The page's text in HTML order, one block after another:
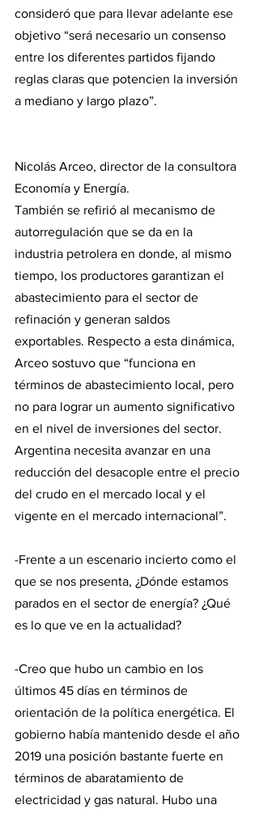
consideró que para llevar adelante ese
objetivo “será necesario un consenso
entre los diferentes partidos fijando
reglas claras que potencien la inversión
a mediano y largo plazo”.
Nicolás Arceo, director de la consultora
Economía y Energía.
También se refirió al mecanismo de
autorregulación que se da en la
industria petrolera en donde, al mismo
tiempo, los productores garantizan el
abastecimiento para el sector de
refinación y generan saldos
exportables. Respecto a esta dinámica,
Arceo sostuvo que “funciona en
términos de abastecimiento local, pero
no para lograr un aumento significativo
en el nivel de inversiones del sector.
Argentina necesita avanzar en una
reducción del desacople entre el precio
del crudo en el mercado local y el
vigente en el mercado internacional”.
-Frente a un escenario incierto como el
que se nos presenta, ¿Dónde estamos
parados en el sector de energía? ¿Qué
es lo que ve en la actualidad?
-Creo que hubo un cambio en los
últimos 45 días en términos de
orientación de la política energética. El
gobierno había mantenido desde el año
2019 una posición bastante fuerte en
términos de abaratamiento de
electricidad y gas natural. Hubo una